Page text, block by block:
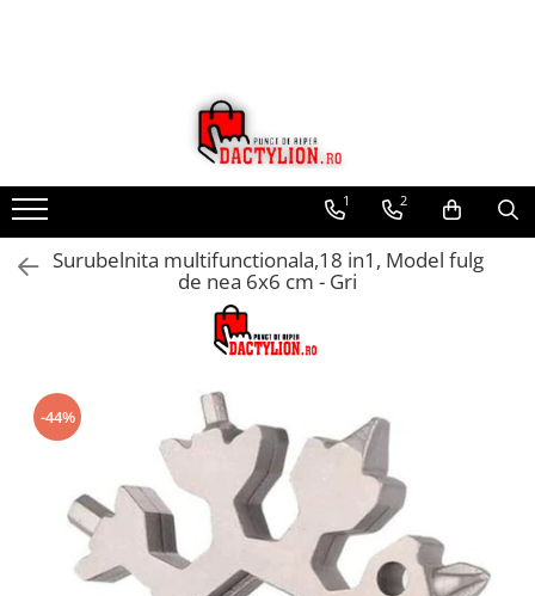
1 2
Surubelnita multifunctionala,18 in1, Model fulg
de nea 6x6 cm - Gri
-44%